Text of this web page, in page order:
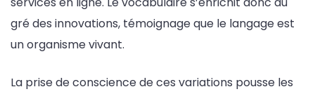
gré des innovations, témoignage que le langage est
un organisme vivant.
La prise de conscience de ces variations pousse les